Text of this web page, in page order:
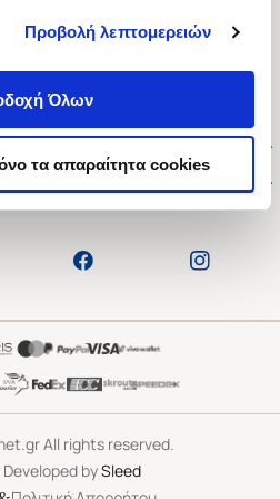
Προβολή λεπτομερειών
Όλων
τα απαραίτητα cookies
1-3, Αθήνα 106 79
09:00-21:00
All rights reserved.
bySleed